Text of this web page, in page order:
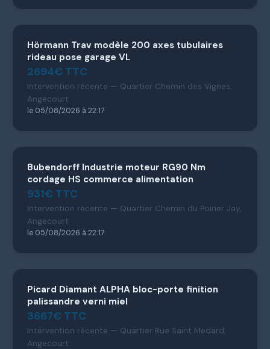
Hörmann Trav modèle 200 axes tubulaires
rideau pose garage VL
2694€ TTC
Intervention récente — Quartier Chemin des Vignes,
Angecourt
le 05/08/2026 à 22:17
Bubendorff Industrie moteur RG90 Nm
cordage HS commerce alimentation
931€ TTC
Intervention récente — Quartier Chemin du Poirier Jay,
Angecourt
le 05/08/2026 à 22:17
Picard Diamant ALPHA bloc-porte finition
palissandre verni miel
3667€ TTC
Intervention récente — Quartier Rue Saint Medard,
Angecourt